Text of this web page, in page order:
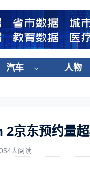
汽车 人物
京东预约量
人阅读